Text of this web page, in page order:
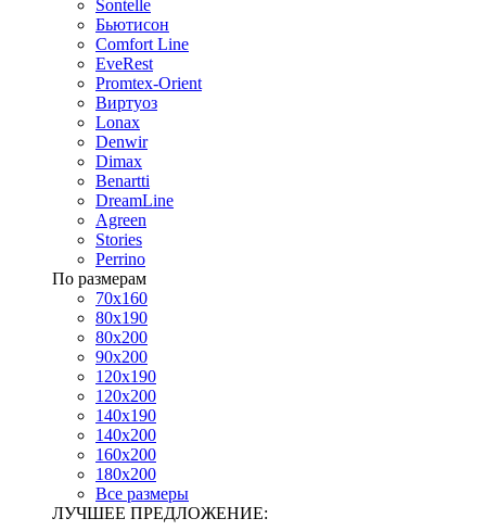
Sontelle
Бьютисон
Comfort Line
EveRest
Promtex-Orient
Виртуоз
Lonax
Denwir
Dimax
Benartti
DreamLine
Agreen
Stories
Perrino
По размерам
70х160
80х190
80х200
90х200
120х190
120х200
140х190
140х200
160х200
180х200
Все размеры
ЛУЧШЕЕ ПРЕДЛОЖЕНИЕ: